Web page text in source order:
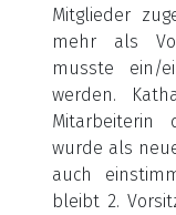
Mitglieder
mehr als
musste ein/
werden.
Mitarbeiterin
wurde als
auch
bleibt 2.